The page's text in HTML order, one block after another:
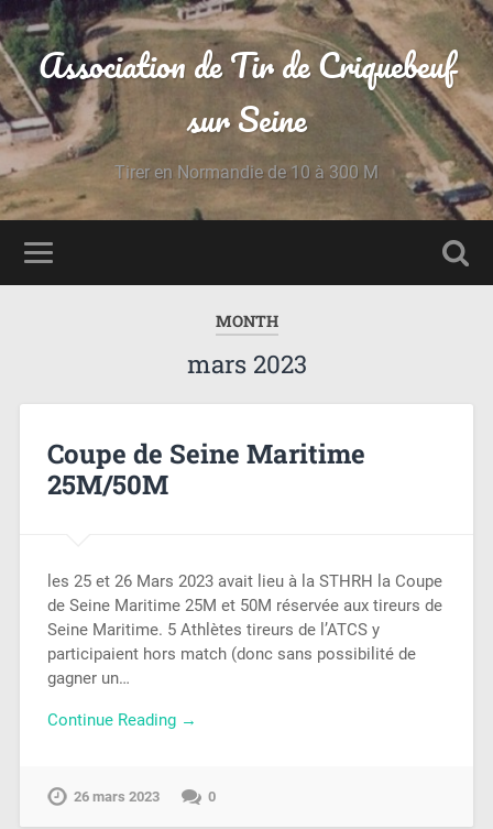
Association de Tir de Criquebeuf
sur Seine
Tirer en Normandie de 10 à 300 M
MONTH
mars 2023
Coupe de Seine Maritime
25M/50M
les 25 et 26 Mars 2023 avait lieu à la STHRH la Coupe
de Seine Maritime 25M et 50M réservée aux tireurs de
Seine Maritime. 5 Athlètes tireurs de l’ATCS y
participaient hors match (donc sans possibilité de
gagner un…
Continue Reading →
26 mars 2023 0